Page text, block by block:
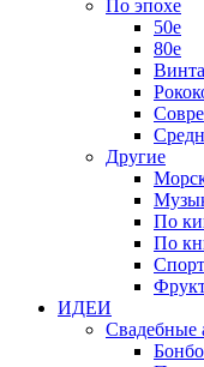
По эпохе
50е
80е
Другие
По
По
ИДЕИ
Свадебные